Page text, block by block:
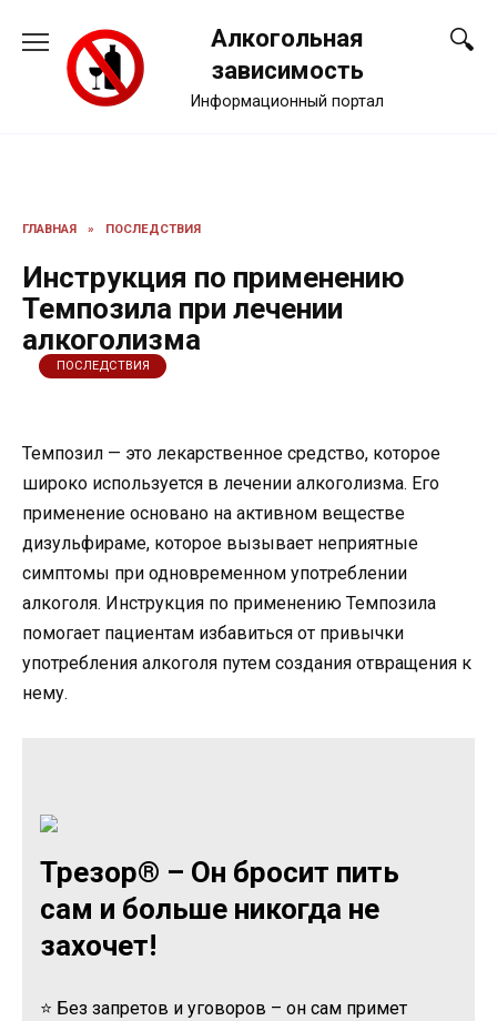
содержанию
Алкогольная
зависимость
Информационный портал
ГЛАВНАЯ » ПОСЛЕДСТВИЯ
Инструкция по применению
Темпозила при лечении
алкоголизма
ПОСЛЕДСТВИЯ
Темпозил — это лекарственное средство, которое
широко используется в лечении алкоголизма. Его
применение основано на активном веществе
дизульфираме, которое вызывает неприятные
симптомы при одновременном употреблении
алкоголя. Инструкция по применению Темпозила
помогает пациентам избавиться от привычки
употребления алкоголя путем создания отвращения к
нему.
Трезор® – Он бросит пить
сам и больше никогда не
захочет!
⭐ Без запретов и уговоров – он сам примет